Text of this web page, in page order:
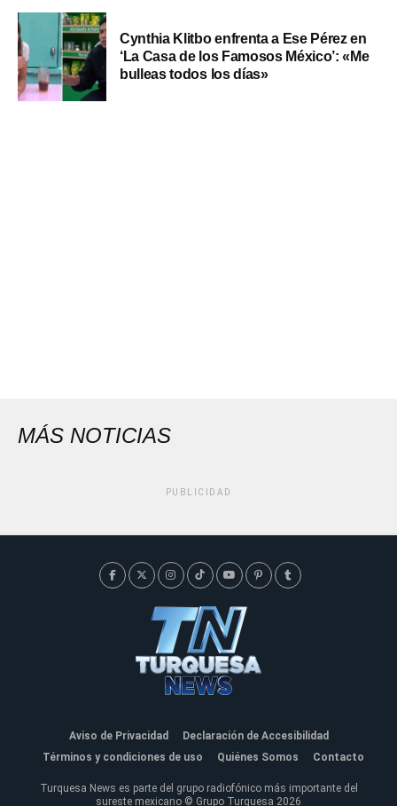
Cynthia Klitbo enfrenta a Ese Pérez en
‘La Casa de los Famosos México’: «Me
bulleas todos los días»
MÁS NOTICIAS
PUBLICIDAD
Aviso de Privacidad
Declaración de Accesibilidad
Términos y condiciones de uso
Quiénes Somos Contacto
Turquesa News es parte del grupo radiofónico más importante del
sureste mexicano © Grupo Turquesa 2026